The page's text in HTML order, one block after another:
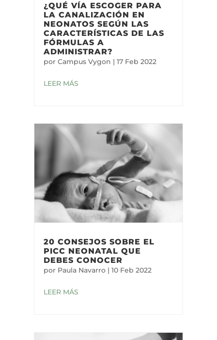
¿QUÉ VÍA ESCOGER PARA
LA CANALIZACIÓN EN
NEONATOS SEGÚN LAS
CARACTERÍSTICAS DE LAS
FÓRMULAS A
ADMINISTRAR?
por Campus Vygon | 17 Feb 2022
LEER MÁS
20 CONSEJOS SOBRE EL
PICC NEONATAL QUE
DEBES CONOCER
por Paula Navarro| 10 Feb 2022
LEER MÁS